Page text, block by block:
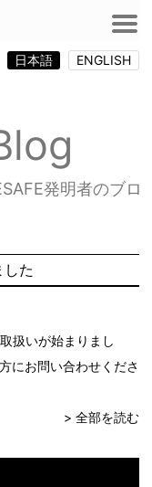
日本語 ENGLISH
発明者のブロ
た
扱いが始まりまし
にお問い合わせくださ
> 全部を読む